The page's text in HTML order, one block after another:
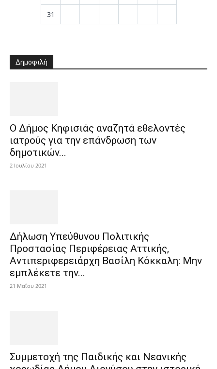
31
Δημοφιλή
Ο Δήμος Κηφισιάς αναζητά εθελοντές
ιατρούς για την επάνδρωση των
δημοτικών...
2 Ιουλίου 2021
Δήλωση Υπεύθυνου Πολιτικής
Προστασίας Περιφέρειας Αττικής,
Aντιπεριφερειάρχη Βασίλη Κόκκαλη: Μην
εμπλέκετε την...
21 Μαΐου 2021
Συμμετοχή της Παιδικής και Νεανικής